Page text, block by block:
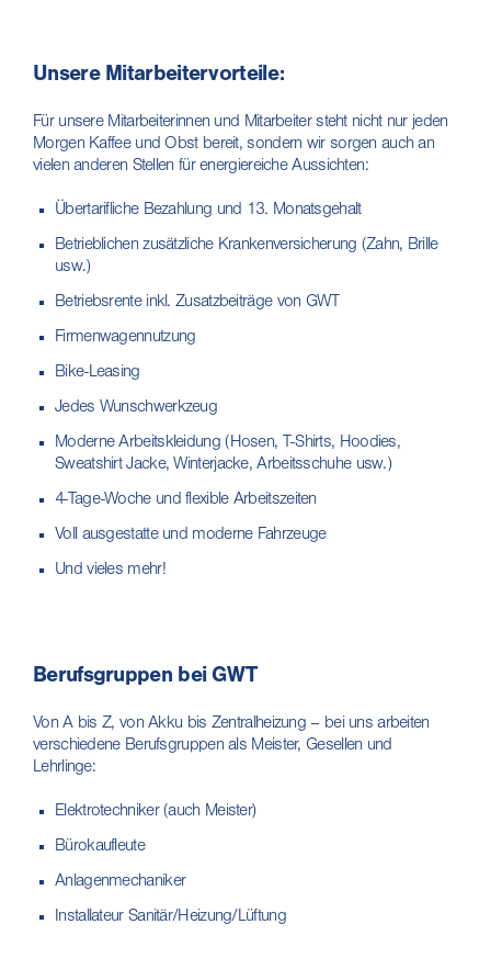
Unsere Mitarbeitervorteile:
Für unsere Mitarbeiterinnen und Mitarbeiter steht nicht nur jeden
Morgen Kaffee und Obst bereit, sondern wir sorgen auch an
vielen anderen Stellen für energiereiche Aussichten:
Übertarifliche Bezahlung und 13. Monatsgehalt
Betrieblichen zusätzliche Krankenversicherung (Zahn, Brille
usw.)
Betriebsrente inkl. Zusatzbeiträge von GWT
Firmenwagennutzung
Bike-Leasing
Jedes Wunschwerkzeug
Moderne Arbeitskleidung (Hosen, T-Shirts, Hoodies,
Sweatshirt Jacke, Winterjacke, Arbeitsschuhe usw.)
4-Tage-Woche und flexible Arbeitszeiten
Voll ausgestatte und moderne Fahrzeuge
Und vieles mehr!
Berufsgruppen bei GWT
Von A bis Z, von Akku bis Zentralheizung – bei uns arbeiten
verschiedene Berufsgruppen als Meister, Gesellen und
Lehrlinge:
Elektrotechniker (auch Meister)
Bürokaufleute
Anlagenmechaniker
Installateur Sanitär/Heizung/Lüftung